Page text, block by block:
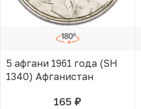
5 афгани 1961 года (SH
1340) Афганистан
165 руб.В КОРЗИНЕ